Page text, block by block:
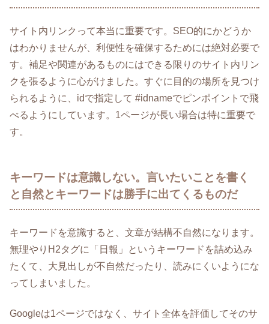
サイト内リンクって本当に重要です。SEO的にかどうか
はわかりませんが、利便性を確保するためには絶対必要で
す。補足や関連があるものにはできる限りのサイト内リン
クを張るように心がけました。すぐに目的の場所を見つけ
られるように、idで指定して #idnameでピンポイントで飛
べるようにしています。1ページが長い場合は特に重要で
す。
キーワードは意識しない。言いたいことを書く
と自然とキーワードは勝手に出てくるものだ
キーワードを意識すると、文章が結構不自然になります。
無理やりH2タグに「日報」というキーワードを詰め込み
たくて、大見出しが不自然だったり、読みにくいようにな
ってしまいました。
Googleは1ページではなく、サイト全体を評価してそのサ